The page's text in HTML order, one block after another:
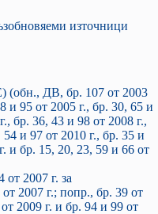
източници
ДВ, бр. 107 от 2003
и 95 от 2005 г., бр. 30, 65 и
бр. 36, 43 и 98 от 2008 г.,
и 97 от 2010 г., бр. 35 и
и бр. 15, 20, 23, 59 и 66 от
2007 г. за
2007 г.; попр., бр. 39 от
2009 г. и бр. 94 и 99 от